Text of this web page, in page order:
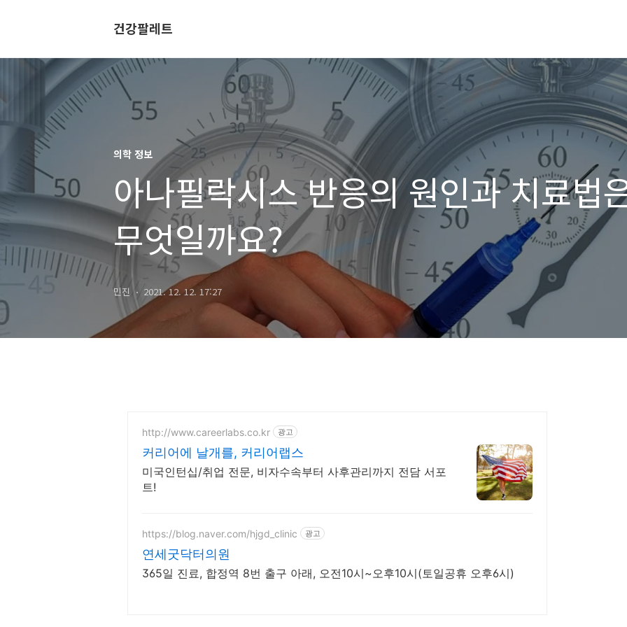
건강팔레트
의학 정보
아나필락시스 반응의 원인과 치료법
무엇일까요?
민진 2021. 12. 12. 17:27
http://www.careerlabs.co.kr 광고
커리어에 날개를, 커리어랩스
미국인턴십/취업 전문, 비자수속부터 사후관리까지 전담 서포
트!
https://blog.naver.com/hjgd_clinic 광고
연세굿닥터의원
365일 진료, 합정역 8번 출구 아래, 오전10시~오후10시(토일공휴 오후6시)